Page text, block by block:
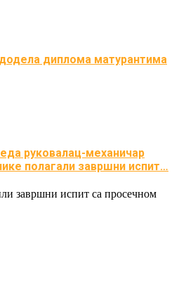
диплома матурантима
руковалац-механичар
полагали завршни испит…
завршни испит са просечном